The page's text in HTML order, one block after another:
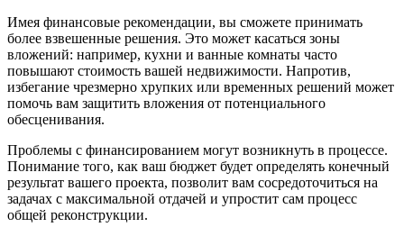
Имея финансовые рекомендации, вы сможете принимать
более взвешенные решения. Это может касаться зоны
вложений: например, кухни и ванные комнаты часто
повышают стоимость вашей недвижимости. Напротив,
избегание чрезмерно хрупких или временных решений может
помочь вам защитить вложения от потенциального
обесценивания.
Проблемы с финансированием могут возникнуть в процессе.
Понимание того, как ваш бюджет будет определять конечный
результат вашего проекта, позволит вам сосредоточиться на
задачах с максимальной отдачей и упростит сам процесс
общей реконструкции.